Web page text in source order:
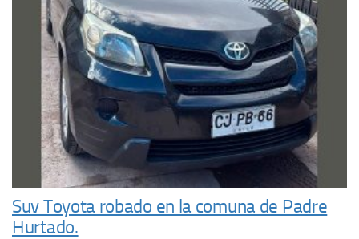
Suv Toyota robado en la comuna de Padre
Hurtado.